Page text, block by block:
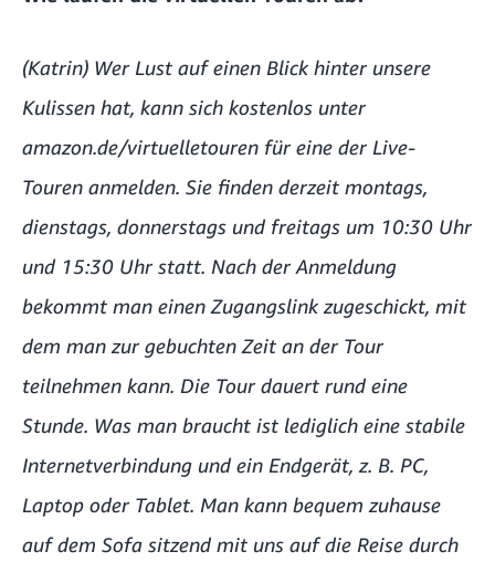
(Katrin) Wer Lust auf einen Blick hinter unsere
Kulissen hat, kann sich kostenlos unter
amazon.de/virtuelletouren für eine der Live-
Touren anmelden. Sie finden derzeit montags,
dienstags, donnerstags und freitags um 10:30 Uhr
und 15:30 Uhr statt. Nach der Anmeldung
bekommt man einen Zugangslink zugeschickt, mit
dem man zur gebuchten Zeit an der Tour
teilnehmen kann. Die Tour dauert rund eine
Stunde. Was man braucht ist lediglich eine stabile
Internetverbindung und ein Endgerät, z. B. PC,
Laptop oder Tablet. Man kann bequem zuhause
auf dem Sofa sitzend mit uns auf die Reise durch